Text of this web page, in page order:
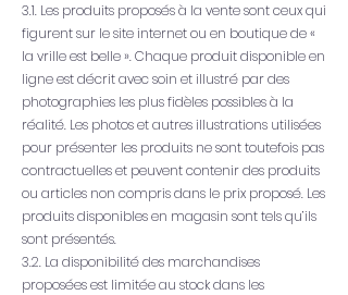
3.1. Les produits proposés à la vente sont ceux qui
figurent sur le site internet ou en boutique de «
la vrille est belle ». Chaque produit disponible en
ligne est décrit avec soin et illustré par des
photographies les plus fidèles possibles à la
réalité. Les photos et autres illustrations utilisées
pour présenter les produits ne sont toutefois pas
contractuelles et peuvent contenir des produits
ou articles non compris dans le prix proposé. Les
produits disponibles en magasin sont tels qu’ils
sont présentés.
3.2. La disponibilité des marchandises
proposées est limitée au stock dans les